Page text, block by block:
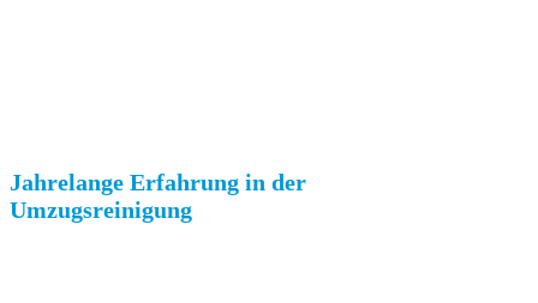
Jahrelange Erfahrung in der
Umzugsreinigung